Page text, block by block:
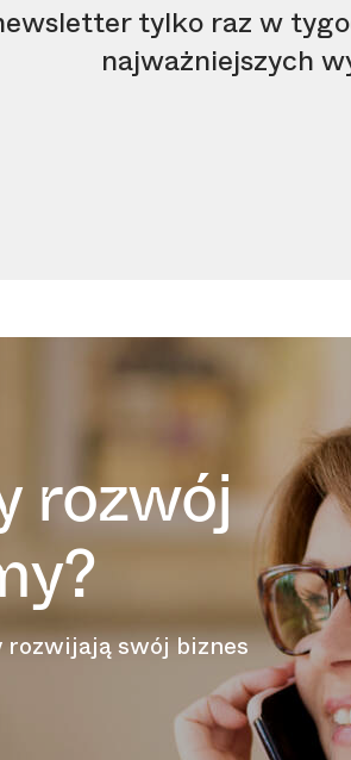
tylko raz w
najważniejszych
rozwój
rozwijają swój biznes